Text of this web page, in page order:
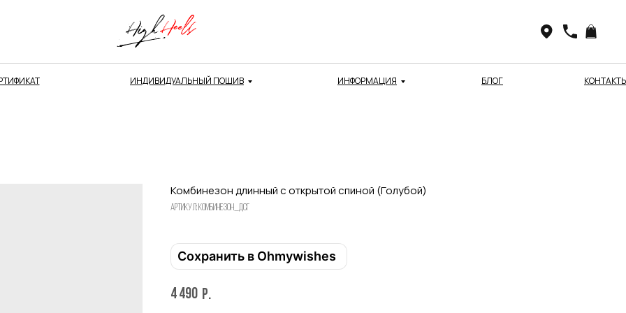
ИНДИВИДУАЛЬНЫЙ ПОШИВ ИНФОРМАЦИЯ БЛОГ
Комбинезон длинный с открытой спиной (Голубой)
Артикул:Комбинезон_дсг
Сохранить в Ohmywishes
4 490 р.